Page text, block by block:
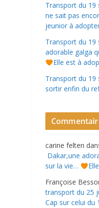
Transport du 19
ne sait pas
jeunior à
Transport du 19
adorable galga
Elle est à
Transport du 19
sortir enfin du
carine felten
Dakar,une
sur la vie…
Françoise
transport du 25
Cap sur celui du